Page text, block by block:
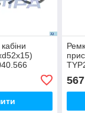
567